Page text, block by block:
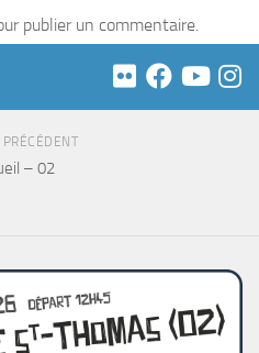
publier un commentaire.
– 02